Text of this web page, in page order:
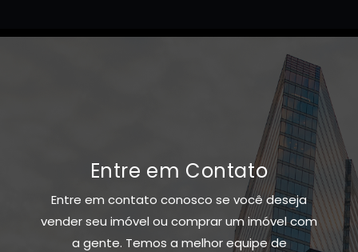
Entre em Contato
Entre em contato conosco se você deseja
vender seu imóvel ou comprar um imóvel com
a gente. Temos a melhor equipe de